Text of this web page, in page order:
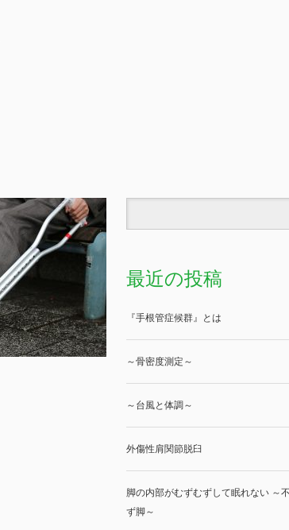
最近の投稿
『手根管症候群』とは
～骨密度測定～
～台風と体調～
外傷性肩関節脱臼
脚の内部がむずむずして眠れない ～
ず脚～